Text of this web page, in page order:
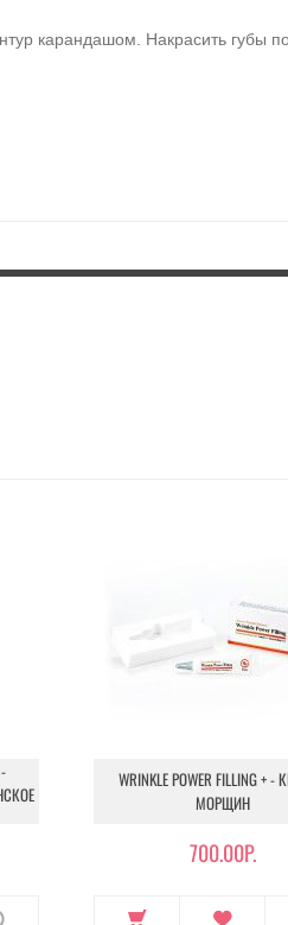
карандашом. Накрасить губы
WRINKLE POWER FILLING + -
МОРЩИН
700.00Р.